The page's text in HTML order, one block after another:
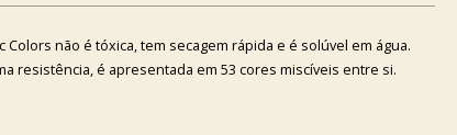
Colors não é tóxica, tem secagem rápida e é solúvel em água.
resistência, é apresentada em 53 cores miscíveis entre si.